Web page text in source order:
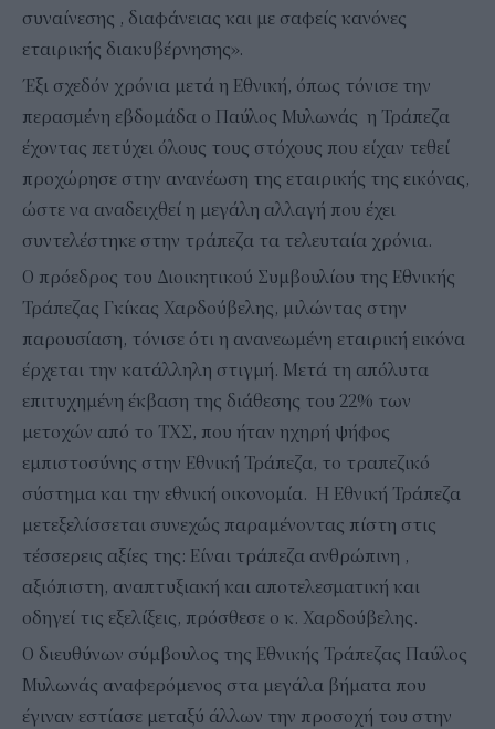
συναίνεσης , διαφάνειας και με σαφείς κανόνες
εταιρικής διακυβέρνησης».
Έξι σχεδόν χρόνια μετά η Εθνική, όπως τόνισε την
περασμένη εβδομάδα ο Παύλος Μυλωνάς η Τράπεζα
έχοντας πετύχει όλους τους στόχους που είχαν τεθεί
προχώρησε στην ανανέωση της εταιρικής της εικόνας,
ώστε να αναδειχθεί η μεγάλη αλλαγή που έχει
συντελέστηκε στην τράπεζα τα τελευταία χρόνια.
Ο πρόεδρος του Διοικητικού Συμβουλίου της Εθνικής
Τράπεζας Γκίκας Χαρδούβελης, μιλώντας στην
παρουσίαση, τόνισε ότι η ανανεωμένη εταιρική εικόνα
έρχεται την κατάλληλη στιγμή. Μετά τη απόλυτα
επιτυχημένη έκβαση της διάθεσης του 22% των
μετοχών από το ΤΧΣ, που ήταν ηχηρή ψήφος
εμπιστοσύνης στην Εθνική Τράπεζα, το τραπεζικό
σύστημα και την εθνική οικονομία. Η Εθνική Τράπεζα
μετεξελίσσεται συνεχώς παραμένοντας πίστη στις
τέσσερεις αξίες της: Είναι τράπεζα ανθρώπινη ,
αξιόπιστη, αναπτυξιακή και αποτελεσματική και
οδηγεί τις εξελίξεις, πρόσθεσε ο κ. Χαρδούβελης.
Ο διευθύνων σύμβουλος της Εθνικής Τράπεζας Παύλος
Μυλωνάς αναφερόμενος στα μεγάλα βήματα που
έγιναν εστίασε μεταξύ άλλων την προσοχή του στην